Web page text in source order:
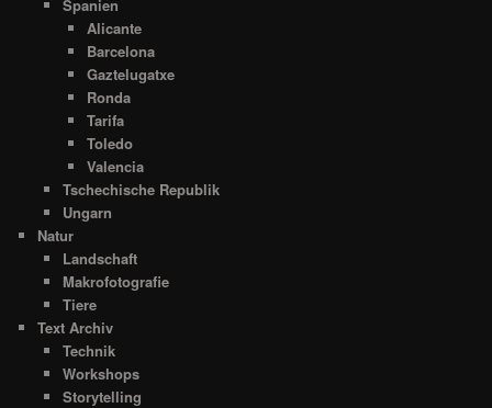
Spanien
Alicante
Barcelona
Gaztelugatxe
Ronda
Tarifa
Toledo
Valencia
Tschechische Republik
Ungarn
Natur
Landschaft
Makrofotografie
Tiere
Text Archiv
Technik
Workshops
Storytelling